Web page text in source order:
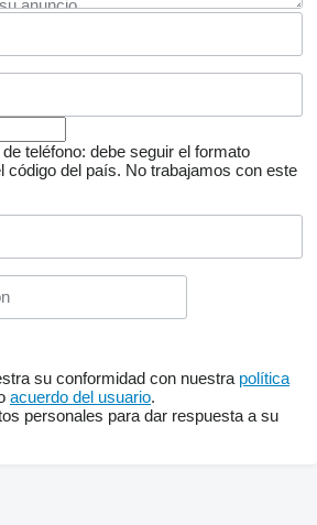
teléfono: debe seguir el formato
código del país. No trabajamos con este
su conformidad con nuestra política
acuerdo del usuario.
personales para dar respuesta a su